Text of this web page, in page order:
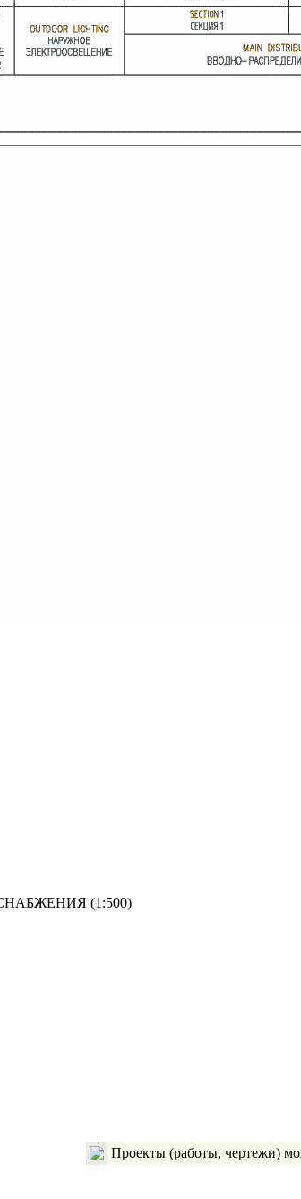
(1:500)
Проекты (работы, чертежи)